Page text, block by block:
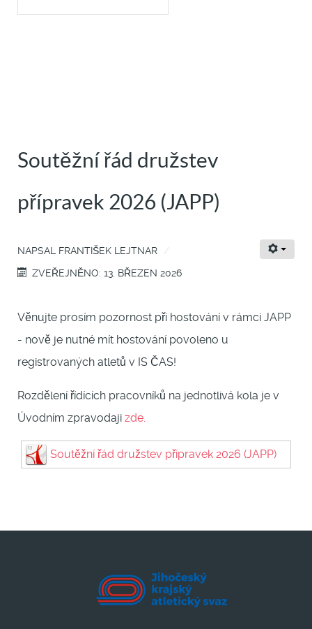
Soutěžní řád družstev
přípravek 2026 (JAPP)
NAPSAL FRANTIŠEK LEJTNAR
ZVEŘEJNĚNO: 13. BŘEZEN 2026
Věnujte prosím pozornost při hostování v rámci JAPP
- nově je nutné mít hostování povoleno u
registrovaných atletů v IS ČAS!
Rozdělení řídících pracovníků na jednotlivá kola je v
Úvodním zpravodaji zde.
Soutěžní řád družstev přípravek 2026 (JAPP)